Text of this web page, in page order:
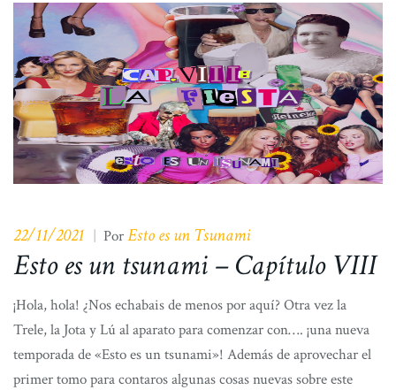
22/11/2021 PorEsto es un Tsunami
Esto es un tsunami – Capítulo VIII
¡Hola, hola! ¿Nos echabais de menos por aquí? Otra vez la
Trele, la Jota y Lú al aparato para comenzar con…. ¡una nueva
temporada de «Esto es un tsunami»! Además de aprovechar el
primer tomo para contaros algunas cosas nuevas sobre este